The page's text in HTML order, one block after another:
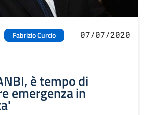
Fabrizio Curcio
07/07/2020
è tempo di
emergenza in